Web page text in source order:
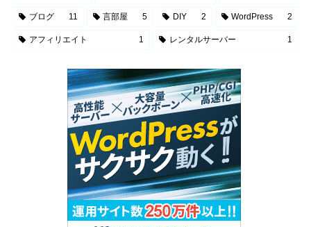
ブログ 11 言部屋 5 DIY 2 WordPress 2
アフィリエイト 1 レンタルサーバー 1